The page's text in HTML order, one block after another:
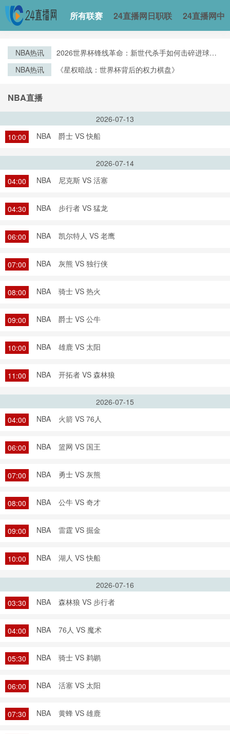
所有联赛 24直播网日职联 24直播网中
NBA热讯
2026世界杯锋线革命：新世代杀手如何击碎进球纪
NBA热讯 《星权暗战：世界杯背后的权力棋盘》
NBA直播
2026-07-13
10:00
NBA 爵士 VS 快船
2026-07-14
04:00
NBA 尼克斯 VS 活塞
04:30 NBA 步行者 VS 猛龙
06:00 NBA 凯尔特人 VS 老鹰
07:00 NBA 灰熊 VS 独行侠
08:00 NBA 骑士 VS 热火
09:00 NBA 爵士 VS 公牛
10:00 NBA 雄鹿 VS 太阳
11:00 NBA 开拓者 VS 森林狼
2026-07-15
04:00
NBA 火箭 VS 76人
06:00 NBA 篮网 VS 国王
07:00 NBA 勇士 VS 灰熊
08:00 NBA 公牛 VS 奇才
09:00 NBA 雷霆 VS 掘金
10:00 NBA 湖人 VS 快船
2026-07-16
03:30
NBA 森林狼 VS 步行者
04:00 NBA 76人 VS 魔术
05:30 NBA 骑士 VS 鹈鹕
06:00 NBA 活塞 VS 太阳
07:30 NBA 黄蜂 VS 雄鹿